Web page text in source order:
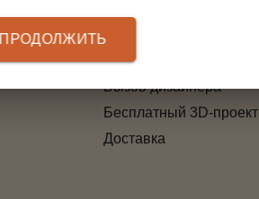
3D-проект дверей
Установка
Вызов дизайнера
Бесплатный 3D-проект
Доставка
ПРОДОЛЖИТЬ